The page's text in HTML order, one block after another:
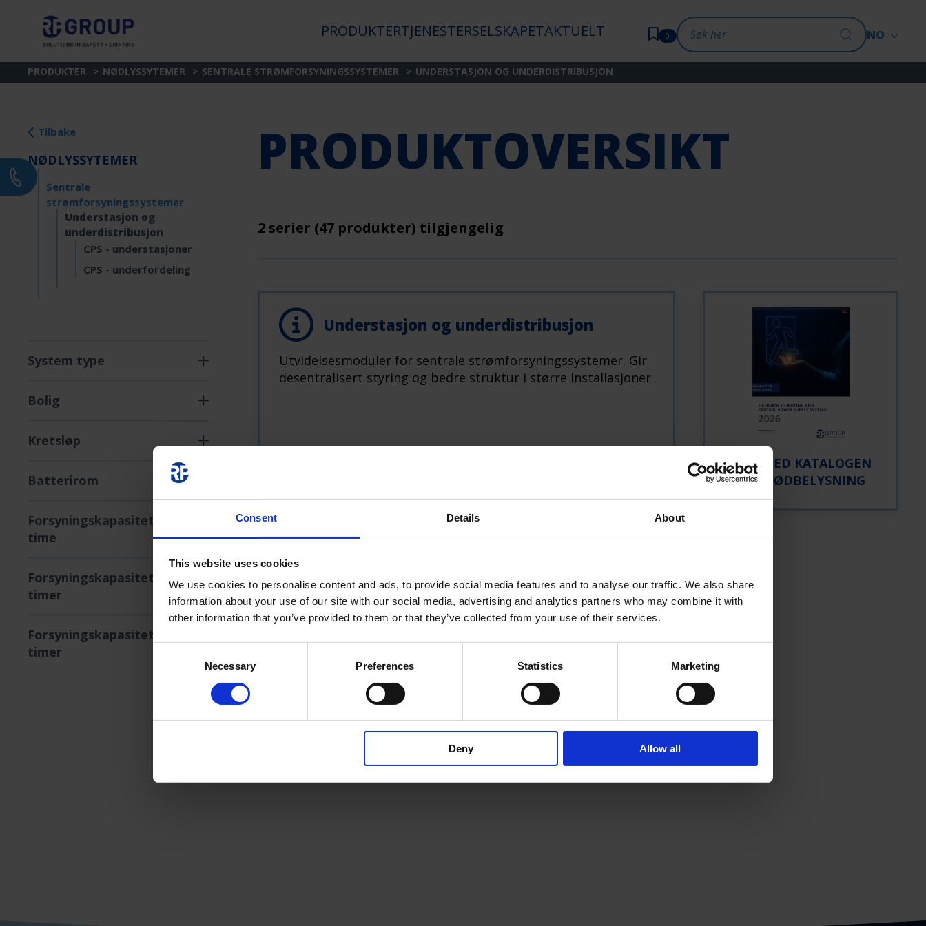
Consent Details About
This website uses cookies
We use cookies to personalise content and ads, to provide social media features and to analyse our traffic. We also share
information about your use of our site with our social media, advertising and analytics partners who may combine it with
other information that you’ve provided to them or that they’ve collected from your use of their services.
Necessary Preferences Statistics Marketing
Deny Allow all
PRODUKTERTJENESTERSELSKAPETAKTUELT 0 NO
PRODUKTER NØDLYSSYTEMER SENTRALE STRØMFORSYNINGSSYSTEMER UNDERSTASJON OG UNDERDISTRIBUSJON
Tilbake
NØDLYSSYTEMER
Sentrale
strømforsyningssystemer
Understasjon og
underdistribusjon
CPS - understasjoner
CPS - underfordeling
System type
Bolig
Kretsløp
Batterirom
Forsyningskapasitet 1
time
Forsyningskapasitet 3
timer
Forsyningskapasitet 8
timer
PRODUKTOVERSIKT
2 serier (47 produkter) tilgjengelig
Understasjon og underdistribusjon
Utvidelsesmoduler for sentrale strømforsyningssystemer. Gir
desentralisert styring og bedre struktur i større installasjoner.
LAST NED KATALOGEN
FOR NØDBELYSNING
understasjoner
CPS -
underfordeling